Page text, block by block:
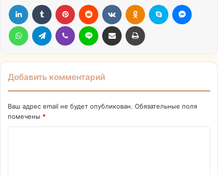
LinkedIn Tumblr Pinterest Reddit ВконтактеОдноклассники
Skype
WhatsAppTelegram Viber Line Поделиться через электронную почту Печатать
Добавить комментарий
Ваш адрес email не будет опубликован. Обязательные поля
помечены *